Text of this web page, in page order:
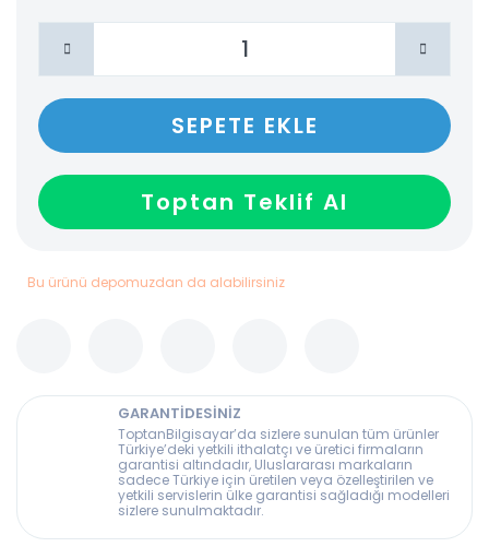
SEPETE EKLE
Toptan Teklif Al
Bu ürünü depomuzdan da alabilirsiniz
GARANTİDESİNİZ
ToptanBilgisayar’da sizlere sunulan tüm ürünler
Türkiye’deki yetkili ithalatçı ve üretici firmaların
garantisi altındadır, Uluslararası markaların
sadece Türkiye için üretilen veya özelleştirilen ve
yetkili servislerin ülke garantisi sağladığı modelleri
sizlere sunulmaktadır.